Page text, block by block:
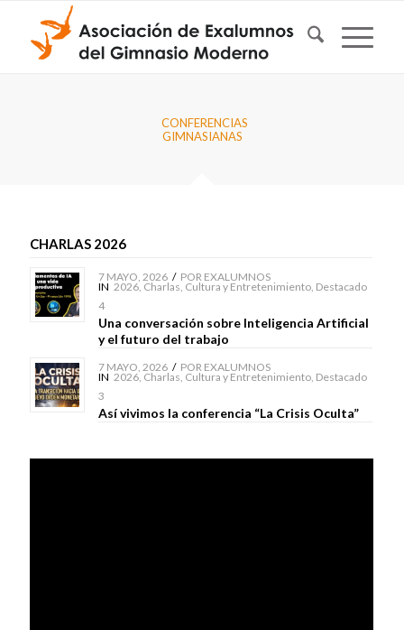
CONFERENCIAS
GIMNASIANAS
CHARLAS 2026
7 MAYO, 2026 / POR EXALUMNOS
IN 2026, Charlas, Cultura y Entretenimiento, Destacado
4
Una conversación sobre Inteligencia Artificial
y el futuro del trabajo
7 MAYO, 2026 / POR EXALUMNOS
IN 2026, Charlas, Cultura y Entretenimiento, Destacado
3
Así vivimos la conferencia “La Crisis Oculta”